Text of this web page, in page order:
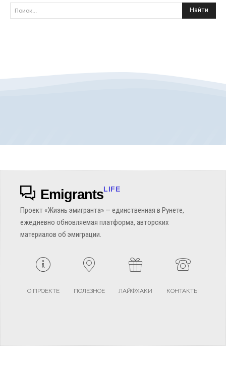
Поиск... Найти
EmigrantsLIFE
Проект «Жизнь эмигранта» — единственная в Рунете,
ежедневно обновляемая платформа, авторских
материалов об эмиграции.
О ПРОЕКТЕ ПОЛЕЗНОЕ ЛАЙФХАКИ КОНТАКТЫ